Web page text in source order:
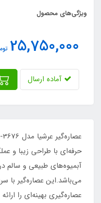
ویژگی‌های محصول
25,750,000
آماده ارسال
حرفه‌ای با طراحی زیبا و
آبمیوه‌های طبیعی و سالم
می‌باشد.این عصاره‌گیر با
عصاره‌گیری بهینه‌ای را